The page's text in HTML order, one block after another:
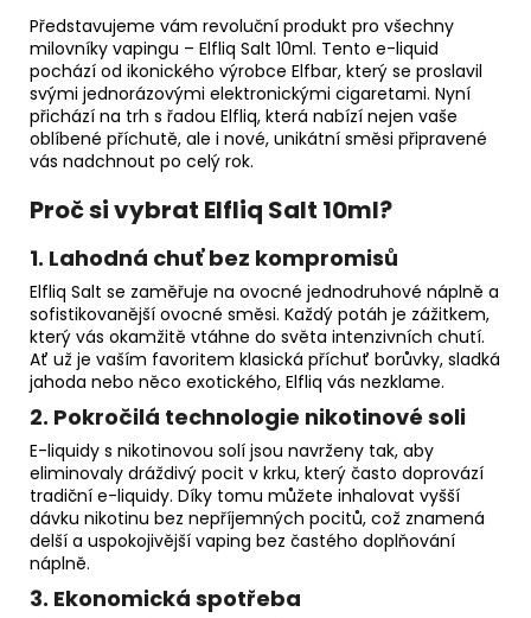
Představujeme vám revoluční produkt pro všechny
milovníky vapingu – Elfliq Salt 10ml. Tento e-liquid
pochází od ikonického výrobce Elfbar, který se proslavil
svými jednorázovými elektronickými cigaretami. Nyní
přichází na trh s řadou Elfliq, která nabízí nejen vaše
oblíbené příchutě, ale i nové, unikátní směsi připravené
vás nadchnout po celý rok.
Proč si vybrat Elfliq Salt 10ml?
1. Lahodná chuť bez kompromisů
Elfliq Salt se zaměřuje na ovocné jednodruhové náplně a
sofistikovanější ovocné směsi. Každý potáh je zážitkem,
který vás okamžitě vtáhne do světa intenzivních chutí.
Ať už je vaším favoritem klasická příchuť borůvky, sladká
jahoda nebo něco exotického, Elfliq vás nezklame.
2. Pokročilá technologie nikotinové soli
E-liquidy s nikotinovou solí jsou navrženy tak, aby
eliminovaly dráždivý pocit v krku, který často doprovází
tradiční e-liquidy. Díky tomu můžete inhalovat vyšší
dávku nikotinu bez nepříjemných pocitů, což znamená
delší a uspokojivější vaping bez častého doplňování
náplně.
3. Ekonomická spotřeba